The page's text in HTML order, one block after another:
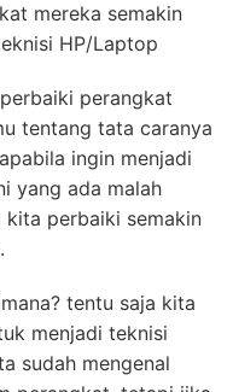
mereka semakin
HP/Laptop
perangkat
tentang tata caranya
ingin menjadi
yang ada malah
perbaiki semakin
tentu saja kita
menjadi teknisi
sudah mengenal